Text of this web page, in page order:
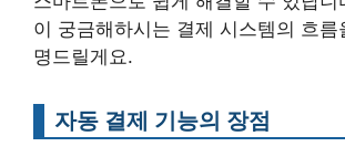
이 궁금해하시는 결제 시스템의 흐름
명드릴게요.
자동 결제 기능의 장점